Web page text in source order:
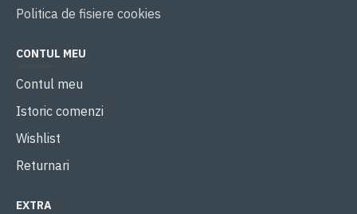
Politica de fisiere cookies
CONTUL MEU
Contul meu
Istoric comenzi
Wishlist
Returnari
EXTRA